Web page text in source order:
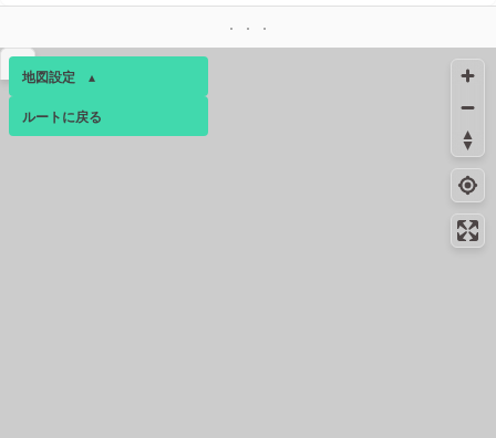
地図設定 ▴
ベース ▴
ルートに戻る